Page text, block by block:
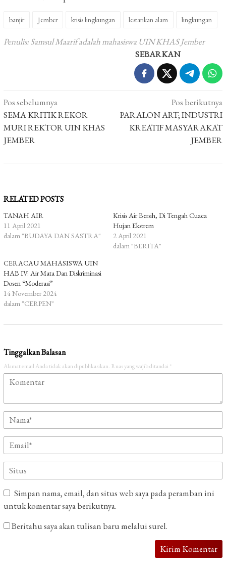
banjir Jember krisis lingkungan lestarikan alam lingkungan
Penulis: Samsul Maarif adalah mahasiswa UIN KHAS Jember
SEBARKAN
Navigasi
pos
Pos sebelumnya
SEMA KRITIK REKOR
MURI REKTOR UIN KHAS
JEMBER
Pos berikutnya
PARALON ART; INDUSTRI
KREATIF MASYARAKAT
JEMBER
RELATED POSTS
TANAH AIR
11 April 2021
dalam "BUDAYA DAN SASTRA"
Krisis Air Bersih, Di Tengah Cuaca
Hujan Ekstrem
2 April 2021
dalam "BERITA"
CERACAU MAHASISWA UIN
HAB IV: Air Mata Dan Diskriminasi
Dosen “Moderasi”
14 November 2024
dalam "CERPEN"
Tinggalkan Balasan
Alamat email Anda tidak akan dipublikasikan. Ruas yang wajib ditandai *
Simpan nama, email, dan situs web saya pada peramban ini
untuk komentar saya berikutnya.
Beritahu saya akan tulisan baru melalui surel.